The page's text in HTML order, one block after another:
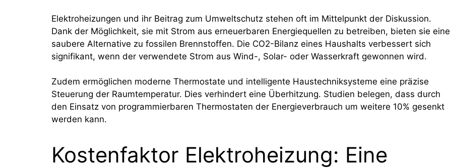
Elektroheizungen und ihr Beitrag zum Umweltschutz stehen oft im Mittelpunkt der Diskussion.
Dank der Möglichkeit, sie mit Strom aus erneuerbaren Energiequellen zu betreiben, bieten sie eine
saubere Alternative zu fossilen Brennstoffen. Die CO2-Bilanz eines Haushalts verbessert sich
signifikant, wenn der verwendete Strom aus Wind-, Solar- oder Wasserkraft gewonnen wird.
Zudem ermöglichen moderne Thermostate und intelligente Haustechniksysteme eine präzise
Steuerung der Raumtemperatur. Dies verhindert eine Überhitzung. Studien belegen, dass durch
den Einsatz von programmierbaren Thermostaten der Energieverbrauch um weitere 10% gesenkt
werden kann.
Kostenfaktor Elektroheizung: Eine